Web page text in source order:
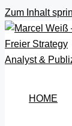
Zum Inhalt
HOME